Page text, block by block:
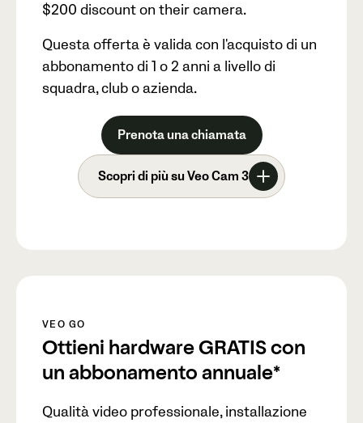
$200 discount on their camera.
Questa offerta è valida con l'acquisto di un
abbonamento di 1 o 2 anni a livello di
squadra, club o azienda.
Prenota una chiamata
Scopri di più su Veo Cam 3
VEO GO
Ottieni hardware GRATIS con
un abbonamento annuale*
Qualità video professionale, installazione